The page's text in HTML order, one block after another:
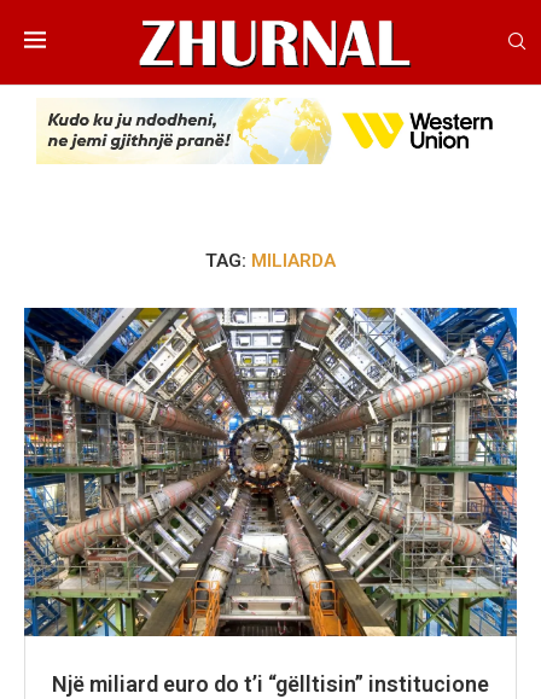
TAG: MILIARDA
Një miliard euro do t’i “gëlltisin” institucione